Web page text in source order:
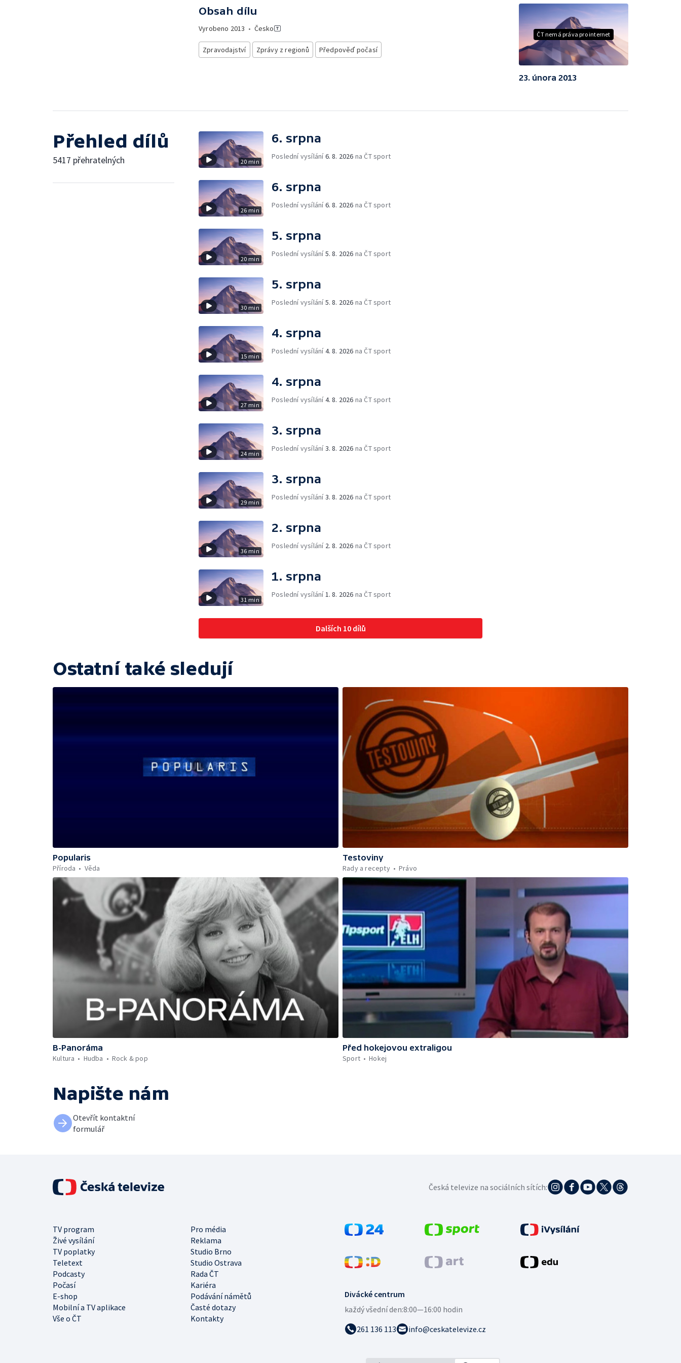
Obsah dílu
Vyrobeno 2013 • Česko
Zpravodajství Zprávy z regionů Předpověď počasí
ČT nemá práva pro internet
23. února 2013
Přehled dílů
5417 přehratelných 20 min
6. srpna
Poslední vysílání6. 8. 2026 na ČT sport
26 min
6. srpna
Poslední vysílání6. 8. 2026 na ČT sport
20 min
5. srpna
Poslední vysílání5. 8. 2026 na ČT sport
30 min
5. srpna
Poslední vysílání5. 8. 2026 na ČT sport
15 min
4. srpna
Poslední vysílání4. 8. 2026 na ČT sport
27 min
4. srpna
Poslední vysílání4. 8. 2026 na ČT sport
24 min
3. srpna
Poslední vysílání3. 8. 2026 na ČT sport
29 min
3. srpna
Poslední vysílání3. 8. 2026 na ČT sport
36 min
2. srpna
Poslední vysílání 2. 8. 2026 na ČT sport
31 min
1. srpna
Poslední vysílání 1. 8. 2026 na ČT sport
Dalších 10 dílů
Ostatní také sledují
Popularis
Příroda
Věda
Testoviny
Rady a recepty
Právo
B-Panoráma
Kultura
Hudba Rock & pop
Před hokejovou extraligou
Sport
Hokej
Napište nám
Otevřít kontaktní
formulář
Divácké centrum
každý všední den:8:00—16:00 hodin
261 136 113
info@ceskatelevize.cz
TV program
Pro média
Živé vysílání
Reklama
TV poplatky
Studio Brno
Teletext
Studio Ostrava
Podcasty
Rada ČT
Počasí
Kariéra
E-shop
Podávání námětů
Mobilní a TV aplikace
Časté dotazy
Vše o ČT
Kontakty
Česká televize na sociálních sítích: